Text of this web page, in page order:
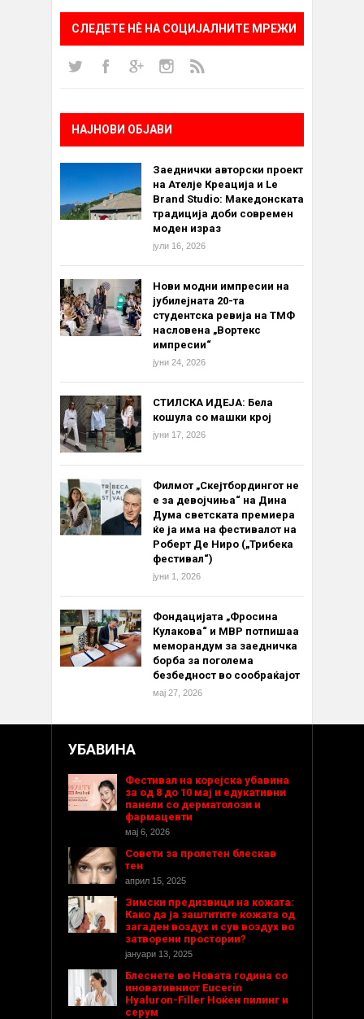
СЛЕДЕТЕ НÈ НА СОЦИЈАЛНИТЕ МРЕЖИ
НАЈНОВИ ОБЈАВИ
Заеднички авторски проект
на Ателје Креација и Le
Brand Studio: Македонската
традиција доби современ
моден израз
јули 16, 2026
Нови модни импресии на
јубилејната 20-та
студентска ревија на ТМФ
насловена „Вортекс
импресии“
јуни 24, 2026
СТИЛСКА ИДЕЈА: Бела
кошула со машки крој
јуни 17, 2026
Филмот „Скејтбордингот не
е за девојчиња“ на Дина
Дума светската премиера
ќе ја има на фестивалот на
Роберт Де Ниро („Трибека
фестивал“)
јуни 1, 2026
Фондацијата „Фросина
Кулакова“ и МВР потпишаа
меморандум за заедничка
борба за поголема
безбедност во сообраќајот
мај 27, 2026
УБАВИНА
Фестивал на корејска убавина
за од 8 до 10 мај и едукативни
панели со дерматолози и
фармацевти
мај 6, 2026
Совети за пролетен блескав
тен
април 15, 2025
Зимски предизвици на кожата:
Како да ја заштитите кожата од
загаден воздух и сув воздух во
затворени простории?
јануари 13, 2025
Блеснете во Новата година со
иновативниот Eucerin
Hyaluron-Filler Ноќен пилинг и
серум